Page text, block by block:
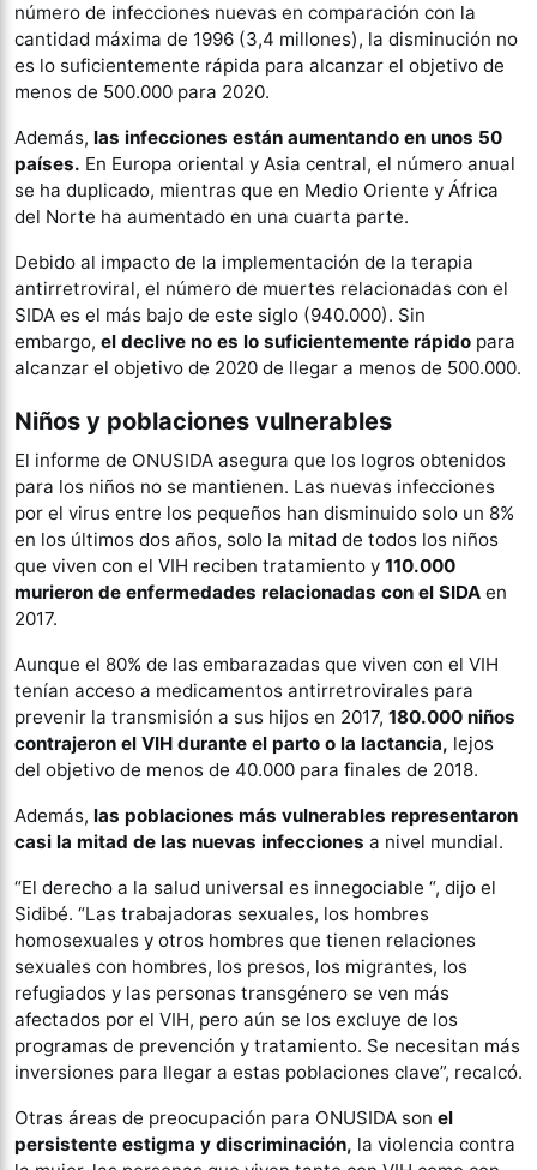
número de infecciones nuevas en comparación con la
cantidad máxima de 1996 (3,4 millones), la disminución no
es lo suficientemente rápida para alcanzar el objetivo de
menos de 500.000 para 2020.
Además, las infecciones están aumentando en unos 50
países. En Europa oriental y Asia central, el número anual
se ha duplicado, mientras que en Medio Oriente y África
del Norte ha aumentado en una cuarta parte.
Debido al impacto de la implementación de la terapia
antirretroviral, el número de muertes relacionadas con el
SIDA es el más bajo de este siglo (940.000). Sin
embargo, el declive no es lo suficientemente rápido para
alcanzar el objetivo de 2020 de llegar a menos de 500.000.
Niños y poblaciones vulnerables
El informe de ONUSIDA asegura que los logros obtenidos
para los niños no se mantienen. Las nuevas infecciones
por el virus entre los pequeños han disminuido solo un 8%
en los últimos dos años, solo la mitad de todos los niños
que viven con el VIH reciben tratamiento y 110.000
murieron de enfermedades relacionadas con el SIDA en
2017.
Aunque el 80% de las embarazadas que viven con el VIH
tenían acceso a medicamentos antirretrovirales para
prevenir la transmisión a sus hijos en 2017, 180.000 niños
contrajeron el VIH durante el parto o la lactancia, lejos
del objetivo de menos de 40.000 para finales de 2018.
Además, las poblaciones más vulnerables representaron
casi la mitad de las nuevas infecciones a nivel mundial.
“El derecho a la salud universal es innegociable “, dijo el
Sidibé. “Las trabajadoras sexuales, los hombres
homosexuales y otros hombres que tienen relaciones
sexuales con hombres, los presos, los migrantes, los
refugiados y las personas transgénero se ven más
afectados por el VIH, pero aún se los excluye de los
programas de prevención y tratamiento. Se necesitan más
inversiones para llegar a estas poblaciones clave”, recalcó.
Otras áreas de preocupación para ONUSIDA son el
persistente estigma y discriminación, la violencia contra